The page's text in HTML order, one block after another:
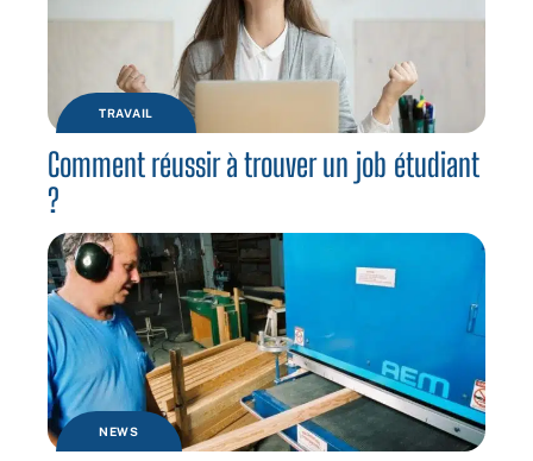
TRAVAIL
Comment réussir à trouver un job étudiant
?
NEWS